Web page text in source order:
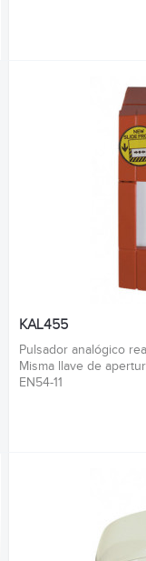
KAL455
Pulsador analógico
Misma llave de
EN54-11